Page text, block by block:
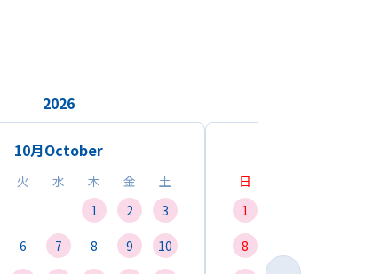
2026
10月October
火 水 木 金
土
1
2
3
6 7 8 9
10
日
1
8